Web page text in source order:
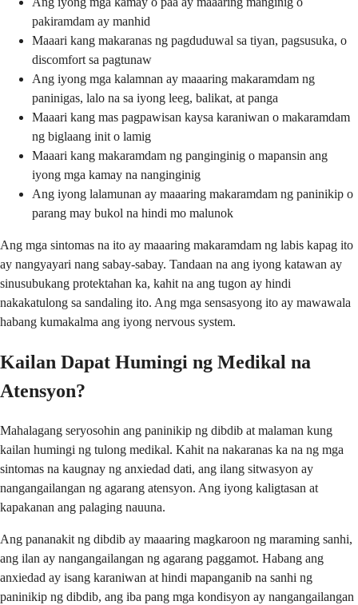
pakiramdam ay manhid
Maaari kang makaranas ng pagduduwal sa tiyan, pagsusuka, o
discomfort sa pagtunaw
Ang iyong mga kalamnan ay maaaring makaramdam ng
paninigas, lalo na sa iyong leeg, balikat, at panga
Maaari kang mas pagpawisan kaysa karaniwan o makaramdam
ng biglaang init o lamig
Maaari kang makaramdam ng panginginig o mapansin ang
iyong mga kamay na nanginginig
Ang iyong lalamunan ay maaaring makaramdam ng paninikip o
parang may bukol na hindi mo malunok
Ang mga sintomas na ito ay maaaring makaramdam ng labis kapag ito
ay nangyayari nang sabay-sabay. Tandaan na ang iyong katawan ay
sinusubukang protektahan ka, kahit na ang tugon ay hindi
nakakatulong sa sandaling ito. Ang mga sensasyong ito ay mawawala
habang kumakalma ang iyong nervous system.
Kailan Dapat Humingi ng Medikal na
Atensyon?
Mahalagang seryosohin ang paninikip ng dibdib at malaman kung
kailan humingi ng tulong medikal. Kahit na nakaranas ka na ng mga
sintomas na kaugnay ng anxiedad dati, ang ilang sitwasyon ay
nangangailangan ng agarang atensyon. Ang iyong kaligtasan at
kapakanan ang palaging nauuna.
Ang pananakit ng dibdib ay maaaring magkaroon ng maraming sanhi,
ang ilan ay nangangailangan ng agarang paggamot. Habang ang
anxiedad ay isang karaniwan at hindi mapanganib na sanhi ng
paninikip ng dibdib, ang iba pang mga kondisyon ay nangangailangan